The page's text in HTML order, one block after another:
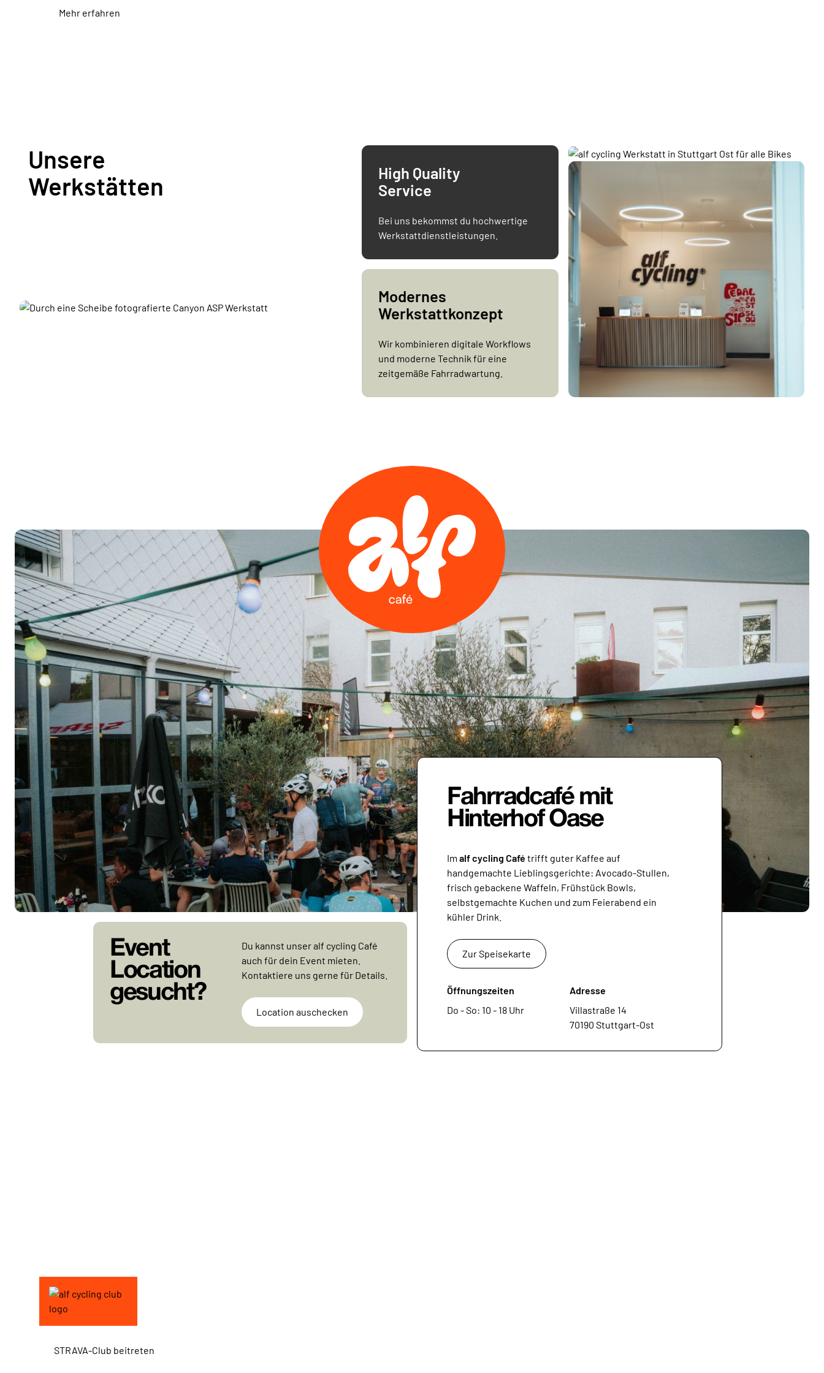
Mehr erfahren
Unsere
Werkstätten
High Quality
Service
Bei uns bekommst du hochwertige
Werkstatt­dienstleistungen.
Modernes
Werkstatt­konzept
Wir kombinieren digitale Workflows
und moderne Technik für eine
zeitgemäße Fahrradwartung.
ALLBRANDS
WERKSTATT
OST
Mehr erfahren
Event
Location
gesucht?
Du kannst unser alf cycling Café
auch für dein Event mieten.
Kontaktiere uns gerne für Details.
Location auschecken
Fahrradcafé mit
Hinterhof Oase
Im alf cycling Café trifft guter Kaffee auf
handgemachte Lieblingsgerichte: Avocado-Stullen,
frisch gebackene Waffeln, Frühstück Bowls,
selbstgemachte Kuchen und zum Feierabend ein
kühler Drink.
Zur Speisekarte
Öffnungszeiten
Do - So: 10 - 18 Uhr
Adresse
Villastraße 14
70190 Stuttgart-Ost
STRAVA-Club beitreten